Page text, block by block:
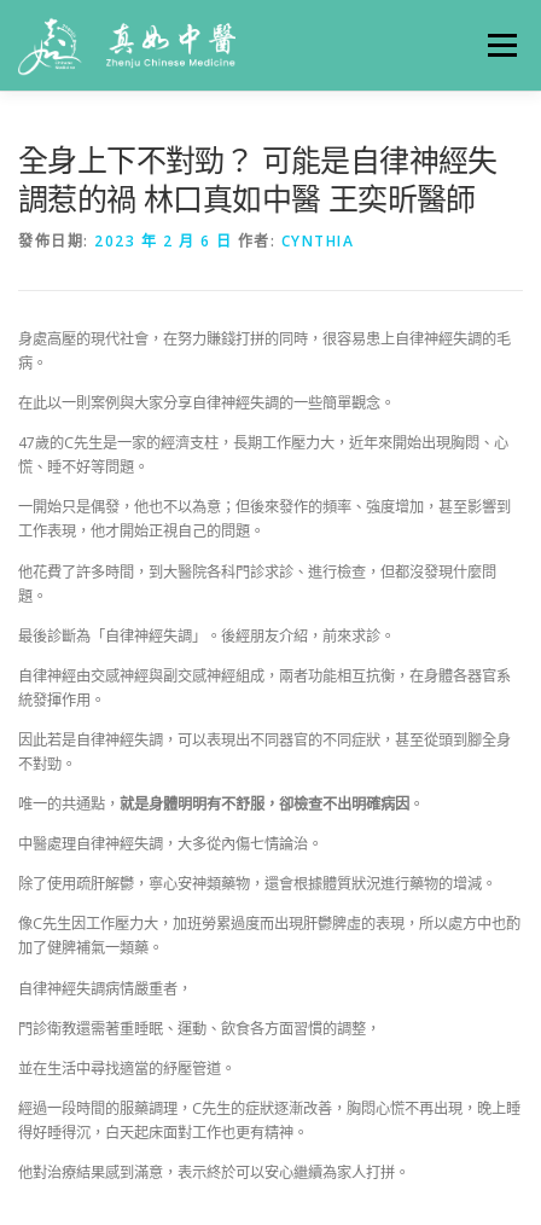
選單
全身上下不對勁？ 可能是自律神經失
調惹的禍 林口真如中醫 王奕昕醫師
發佈日期: 2023 年 2 月 6 日 作者: CYNTHIA
身處高壓的現代社會，在努力賺錢打拼的同時，很容易患上自律神經失調的毛
病。
在此以一則案例與大家分享自律神經失調的一些簡單觀念。
47歲的C先生是一家的經濟支柱，長期工作壓力大，近年來開始出現胸悶、心
慌、睡不好等問題。
一開始只是偶發，他也不以為意；但後來發作的頻率、強度增加，甚至影響到
工作表現，他才開始正視自己的問題。
他花費了許多時間，到大醫院各科門診求診、進行檢查，但都沒發現什麼問
題。
最後診斷為「自律神經失調」。後經朋友介紹，前來求診。
自律神經由交感神經與副交感神經組成，兩者功能相互抗衡，在身體各器官系
統發揮作用。
因此若是自律神經失調，可以表現出不同器官的不同症狀，甚至從頭到腳全身
不對勁。
唯一的共通點， 就是身體明明有不舒服，卻檢查不出明確病因 。
中醫處理自律神經失調，大多從內傷七情論治。
除了使用疏肝解鬱，寧心安神類藥物，還會根據體質狀況進行藥物的增減。
像C先生因工作壓力大，加班勞累過度而出現肝鬱脾虛的表現，所以處方中也酌
加了健脾補氣一類藥。
自律神經失調病情嚴重者，
門診衛教還需著重睡眠、運動、飲食各方面習慣的調整，
並在生活中尋找適當的紓壓管道。
經過一段時間的服藥調理，C先生的症狀逐漸改善，胸悶心慌不再出現，晚上睡
得好睡得沉，白天起床面對工作也更有精神。
他對治療結果感到滿意，表示終於可以安心繼續為家人打拼。